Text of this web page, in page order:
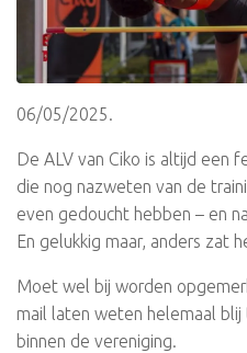
06/05/2025.
De ALV van Ciko is altijd een
die nog nazweten van de
even gedoucht hebben – en
En gelukkig maar, anders zat
Moet wel bij worden
mail laten weten helemaal
binnen de vereniging.